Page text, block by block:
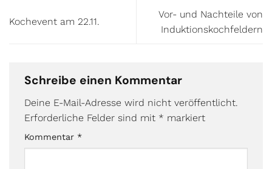
Kochevent am 22.11.
Vor- und Nachteile von
Induktionskochfeldern
Schreibe einen Kommentar
Deine E-Mail-Adresse wird nicht veröffentlicht.
Erforderliche Felder sind mit * markiert
Kommentar *